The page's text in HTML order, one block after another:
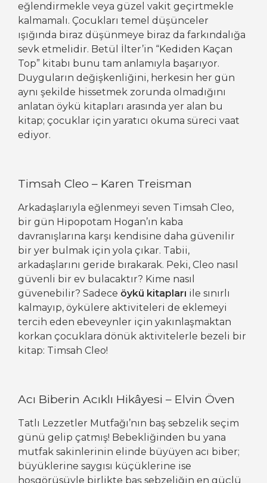
eğlendirmekle veya güzel vakit geçirtmekle
kalmamalı. Çocukları temel düşünceler
ışığında biraz düşünmeye biraz da farkındalığa
sevk etmelidir. Betül İlter’in “Kediden Kaçan
Top” kitabı bunu tam anlamıyla başarıyor.
Duyguların değişkenliğini, herkesin her gün
aynı şekilde hissetmek zorunda olmadığını
anlatan öykü kitapları arasında yer alan bu
kitap; çocuklar için yaratıcı okuma süreci vaat
ediyor.
Timsah Cleo – Karen Treisman
Arkadaşlarıyla eğlenmeyi seven Timsah Cleo,
bir gün Hipopotam Hogan’ın kaba
davranışlarına karşı kendisine daha güvenilir
bir yer bulmak için yola çıkar. Tabii,
arkadaşlarını geride bırakarak. Peki, Cleo nasıl
güvenli bir ev bulacaktır? Kime nasıl
güvenebilir? Sadece öykü kitapları ile sınırlı
kalmayıp, öykülere aktiviteleri de eklemeyi
tercih eden ebeveynler için yakınlaşmaktan
korkan çocuklara dönük aktivitelerle bezeli bir
kitap: Timsah Cleo!
Acı Biberin Acıklı Hikâyesi – Elvin Öven
Tatlı Lezzetler Mutfağı’nın baş sebzelik seçim
günü gelip çatmış! Bebekliğinden bu yana
mutfak sakinlerinin elinde büyüyen acı biber;
büyüklerine saygısı küçüklerine ise
hoşgörüsüyle birlikte baş sebzeliğin en güçlü